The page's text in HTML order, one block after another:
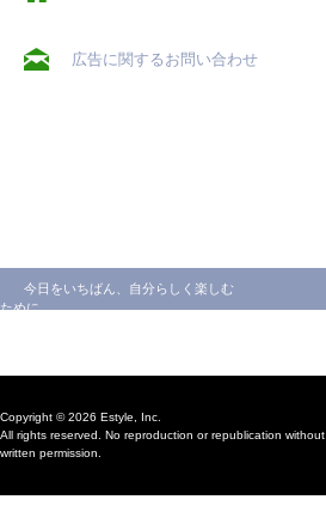
広告に関するお問い合わせ
今日をいちばん、自分らしく楽しむ
ために
Copyright © 2026 Estyle, Inc.
All rights reserved. No reproduction or republication without
written permission.